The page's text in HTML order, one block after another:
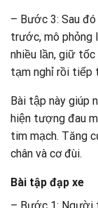
– Bước 3: Sau
trước, mô phỏng
nhiều lần, giữ
tạm nghỉ rồi tiếp
Bài tập này giúp
hiện tượng đau
tim mạch. Tăng
chân và cơ đùi.
Bài tập đạp xe